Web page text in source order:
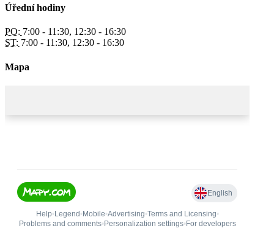
Úřední hodiny
PO: 7:00 - 11:30, 12:30 - 16:30
ST: 7:00 - 11:30, 12:30 - 16:30
Mapa